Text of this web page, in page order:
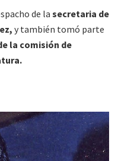
de la secretaria de
y también tomó parte
la comisión de